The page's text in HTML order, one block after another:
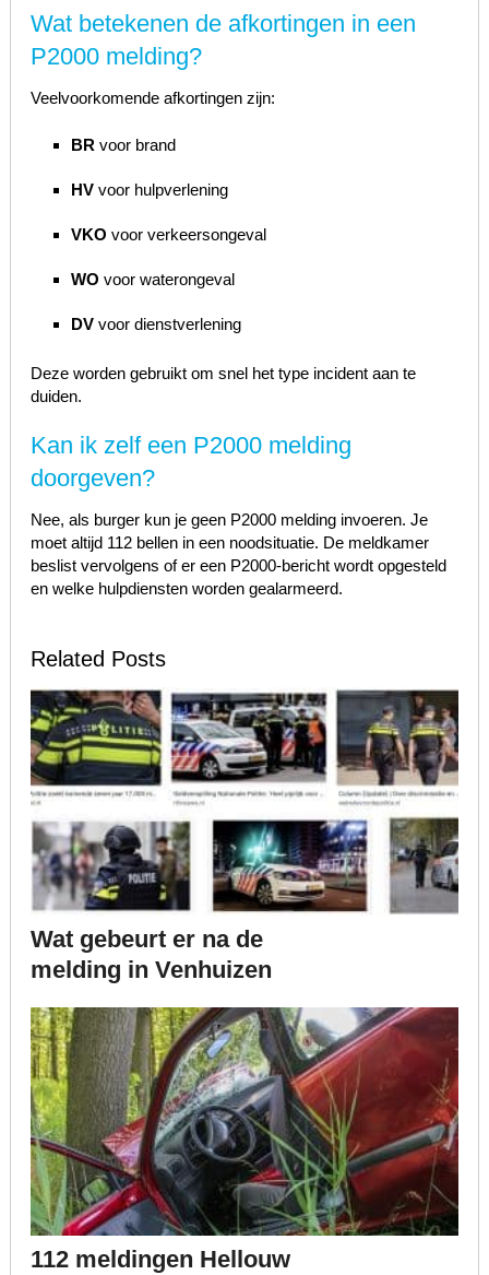
Wat betekenen de afkortingen in een
P2000 melding?
Veelvoorkomende afkortingen zijn:
BR voor brand
HV voor hulpverlening
VKO voor verkeersongeval
WO voor waterongeval
DV voor dienstverlening
Deze worden gebruikt om snel het type incident aan te
duiden.
Kan ik zelf een P2000 melding
doorgeven?
Nee, als burger kun je geen P2000 melding invoeren. Je
moet altijd 112 bellen in een noodsituatie. De meldkamer
beslist vervolgens of er een P2000-bericht wordt opgesteld
en welke hulpdiensten worden gealarmeerd.
Related Posts
Wat gebeurt er na de
melding in Venhuizen
112 meldingen Hellouw